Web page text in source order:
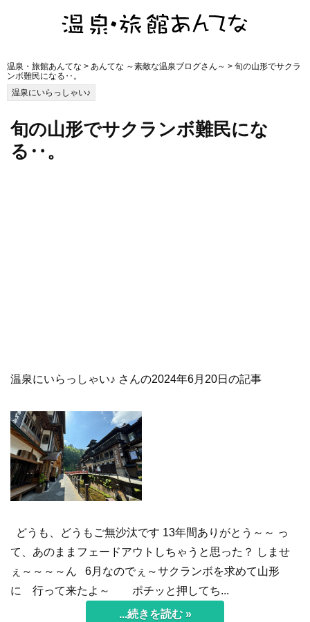
温泉・旅館あんてな > あんてな ～素敵な温泉ブログさん～ > 旬の山形でサクラ
ンボ難民になる‥。
温泉にいらっしゃい♪
旬の山形でサクランボ難民にな
る‥。
温泉にいらっしゃい♪ さんの2024年6月20日の記事
どうも、どうもご無沙汰です 13年間ありがとう～～ っ
て、あのままフェードアウトしちゃうと思った？ しませ
ぇ～～～～ん 6月なのでぇ～サクランボを求めて山形
に 行って来たよ～ ポチッと押してち...
...続きを読む »